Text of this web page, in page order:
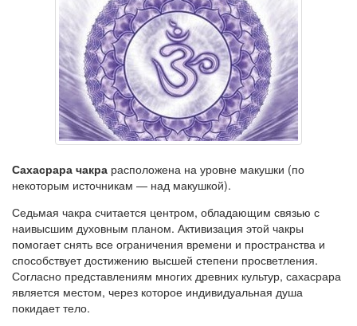
Сахасрара чакра расположена на уровне макушки (по
некоторым источникам — над макушкой).
Седьмая чакра считается центром, обладающим связью с
наивысшим духовным планом. Активизация этой чакры
помогает снять все ограничения времени и пространства и
способствует достижению высшей степени просветления.
Согласно представлениям многих древних культур, сахасрара
является местом, через которое индивидуальная душа
покидает тело.